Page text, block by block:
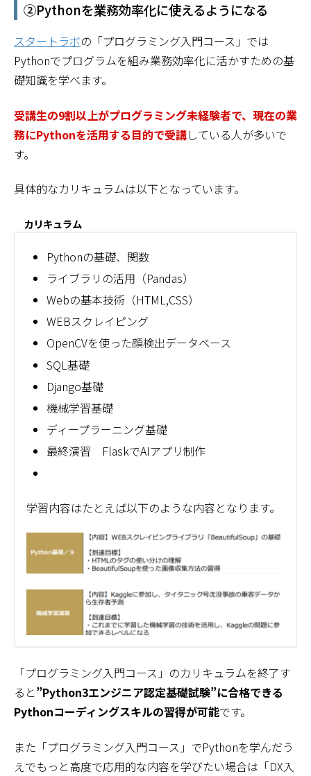
②Pythonを業務効率化に使えるようになる
スタートラボの「プログラミング入門コース」では
Pythonでプログラムを組み業務効率化に活かすための基
礎知識を学べます。
受講生の9割以上がプログラミング未経験者で、現在の業
務にPythonを活用する目的で受講している人が多いで
す。
具体的なカリキュラムは以下となっています。
カリキュラム
Pythonの基礎、関数
ライブラリの活用（Pandas）
Webの基本技術（HTML,CSS）
WEBスクレイピング
OpenCVを使った顔検出データベース
SQL基礎
Django基礎
機械学習基礎
ディープラーニング基礎
最終演習 FlaskでAIアプリ制作
学習内容はたとえば以下のような内容となります。
「プログラミング入門コース」のカリキュラムを終了す
ると”Python3エンジニア認定基礎試験”に合格できる
Pythonコーディングスキルの習得が可能です。
また「プログラミング入門コース」でPythonを学んだう
えでもっと高度で応用的な内容を学びたい場合は「DX入